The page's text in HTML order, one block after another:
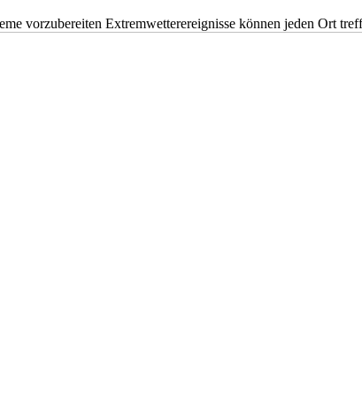
vorzubereiten Extremwetterereignisse können jeden Ort